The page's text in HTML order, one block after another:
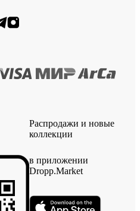
Распродажи и новые
коллекции
в приложении
Dropp.Market